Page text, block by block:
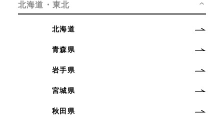
北海道・東北
北海道
青森県
岩手県
宮城県
秋田県